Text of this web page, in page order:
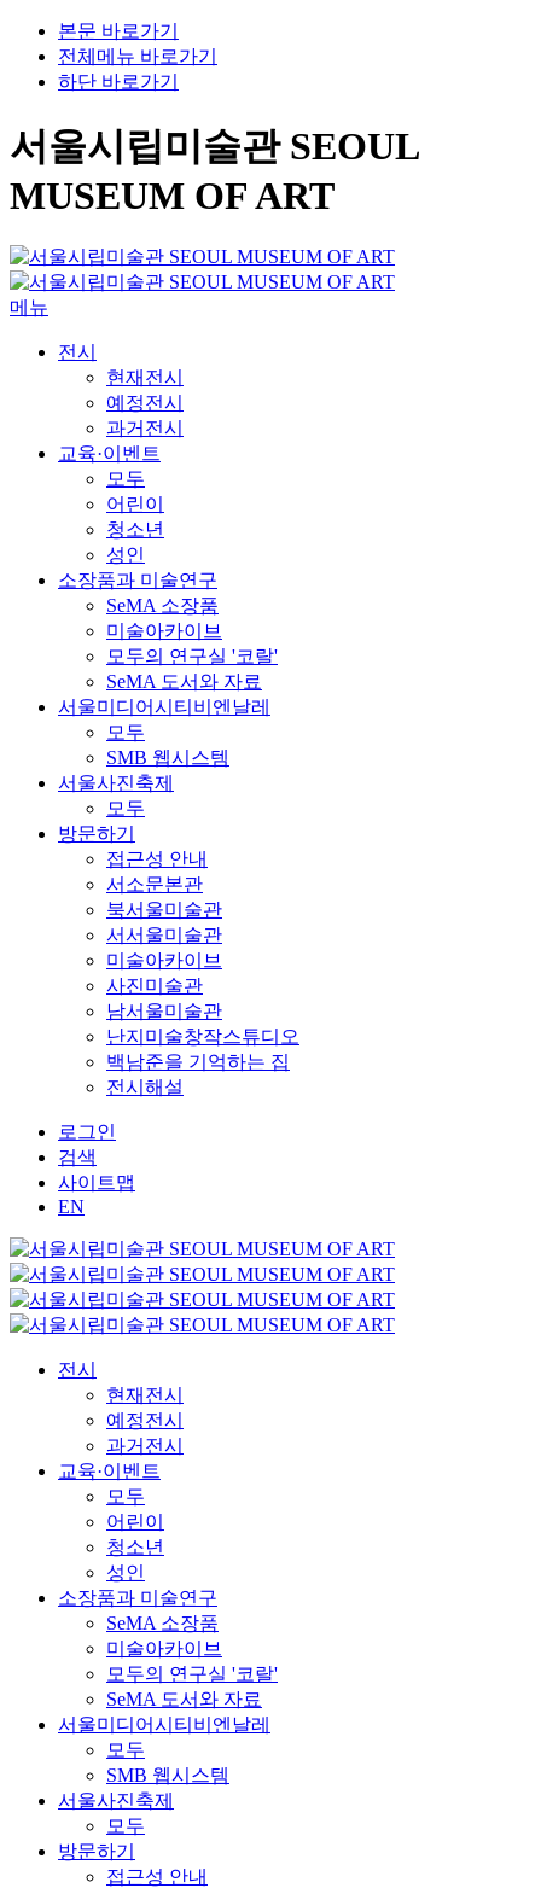
본문 바로가기
전체메뉴 바로가기
하단 바로가기
서울시립미술관 SEOUL
MUSEUM OF ART
메뉴
전시
현재전시
예정전시
과거전시
교육·이벤트
모두
어린이
청소년
성인
소장품과 미술연구
SeMA 소장품
미술아카이브
모두의 연구실 '코랄'
SeMA 도서와 자료
서울미디어시티비엔날레
모두
SMB 웹시스템
서울사진축제
모두
방문하기
접근성 안내
서소문본관
북서울미술관
서서울미술관
미술아카이브
사진미술관
남서울미술관
난지미술창작스튜디오
백남준을 기억하는 집
전시해설
로그인
검색
사이트맵
EN
전시
현재전시
예정전시
과거전시
교육·이벤트
모두
어린이
청소년
성인
소장품과 미술연구
SeMA 소장품
미술아카이브
모두의 연구실 '코랄'
SeMA 도서와 자료
서울미디어시티비엔날레
모두
SMB 웹시스템
서울사진축제
모두
방문하기
접근성 안내